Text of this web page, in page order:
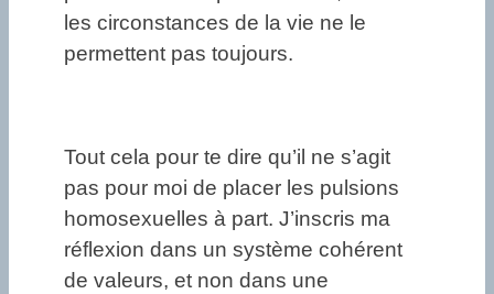
les circonstances de la vie ne le
permettent pas toujours.
Tout cela pour te dire qu’il ne s’agit
pas pour moi de placer les pulsions
homosexuelles à part. J’inscris ma
réflexion dans un système cohérent
de valeurs, et non dans une